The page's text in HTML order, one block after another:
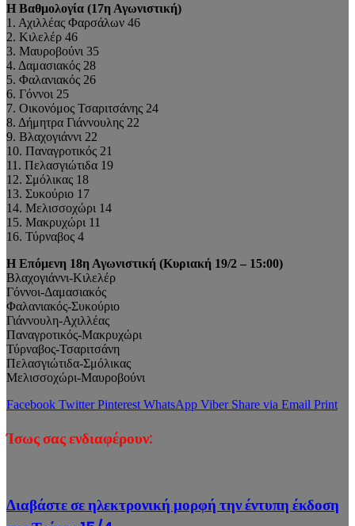
Η Βαθμολογία (17η Αγωνιστική)
1. Αχιλλέας Φαρσάλων 46
2. Κιλελέρ 46
3. Μαυροβούνι 35
4. Δαμασιακός 28
5. Φαλανιακός 26
6. Γόννοι 25
7. Οικονόμος Τσαριτσάνης 24
8. Δήμητρα Γιάννουλης 22
9. Βλαχογιάννι 22
10. Παναγροτικός 21
11. Πελασγιώτιδα 19
12. Σμόλικας 18
13. Συκούριο 17
14. Μελισσοχώρι 14
15. Μακρυχώρι 11
16. Τύρναβος 4
Η Επόμενη 18η Αγωνιστική (Κυριακή 19/2 – 15:00)
Βλαχογιάννι-Κιλελέρ
Γόννοι-Δαμασιακός
Φαλανιακός-Συκούριο
Γιάννουλη-Αχιλλέας
Παναγροτικός-Μακρυχώρι
Τύρναβος-Τσαριτσάνη
Πελασγιώτιδα-Σμόλικας
Μελισσοχώρι-Μαυροβούνι
Facebook Twitter Pinterest WhatsApp Viber Share via Email Print
Ίσως σας ενδιαφέρουν:
Διαβάστε σε ηλεκτρονική μορφή την έντυπη έκδοση